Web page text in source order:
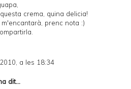
crema, quina delicia!
prenc nota :)
a les 18:34
dit...